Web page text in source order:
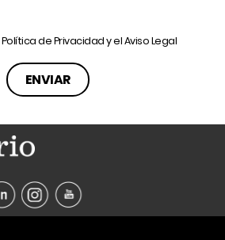
Política de Privacidady elAviso Legal